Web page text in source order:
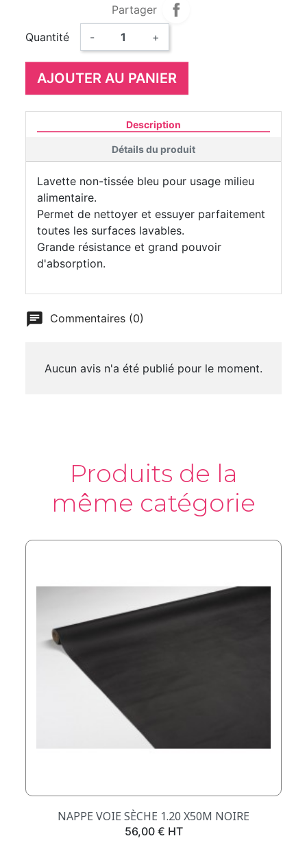
Partager
Quantité
- +
AJOUTER AU PANIER
Description
Détails du produit
Lavette non-tissée bleu pour usage milieu
alimentaire.
Permet de nettoyer et essuyer parfaitement
toutes les surfaces lavables.
Grande résistance et grand pouvoir
d'absorption.
Commentaires (0)
Aucun avis n'a été publié pour le moment.
Produits de la
même catégorie
NAPPE VOIE SÈCHE 1.20 X50M NOIRE
Prix
56,00 € HT